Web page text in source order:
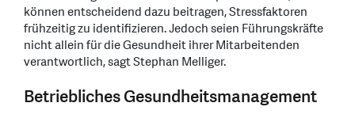
können entscheidend dazu beitragen, Stressfaktoren
frühzeitig zu identifizieren. Jedoch seien Führungskräfte
nicht allein für die Gesundheit ihrer Mitarbeitenden
verantwortlich, sagt Stephan Melliger.
Betriebliches Gesundheitsmanagement